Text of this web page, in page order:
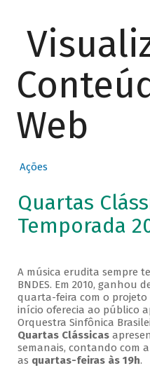
Web
Ações
Quartas
Temporada
A música erudita sempre
BNDES. Em 2010, ganhou
quarta-feira com o projeto
início oferecia ao público
Orquestra Sinfônica
Quartas Clássicas
semanais, contando com
as quartas-feiras às 19h.